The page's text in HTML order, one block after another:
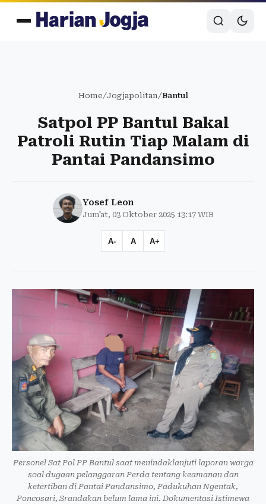
Home/Jogjapolitan/Bantul
Satpol PP Bantul Bakal
Patroli Rutin Tiap Malam di
Pantai Pandansimo
Yosef Leon
Jum'at, 03 Oktober 2025 13:17 WIB
A- A A+
Personel Sat Pol PP Bantul saat menindaklanjuti laporan warga
soal dugaan pelanggaran Perda tentang keamanan dan
ketertiban di Pantai Pandansimo, Padukuhan Ngentak,
Poncosari, Srandakan belum lama ini. Dokumentasi Istimewa